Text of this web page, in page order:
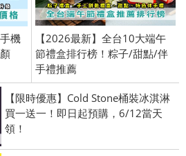
機
【2026最新】全台10大端午
節禮盒排行榜！粽子/甜點/伴
手禮推薦
【限時優惠】Cold Stone桶裝冰淇淋
買一送一！即日起預購，6/12當天
領！